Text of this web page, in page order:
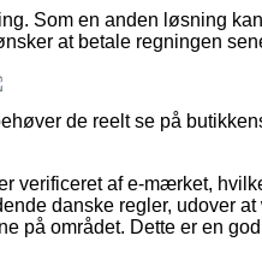
Som en anden løsning
at betale regningen
de reelt se på
verificeret af e-mærket,
danske regler, udover
på området. Dette er en